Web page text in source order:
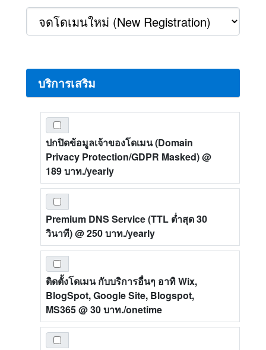
บริการเสริม
ปกปิดข้อมูลเจ้าของโดเมน (Domain
Privacy Protection/GDPR Masked)@
189 บาท./yearly
Premium DNS Service (TTL ต่ำสุด 30
วินาที)@ 250 บาท./yearly
ติดตั้งโดเมน กับบริการอื่นๆ อาทิ Wix,
BlogSpot, Google Site, Blogspot,
MS365@ 30 บาท./onetime